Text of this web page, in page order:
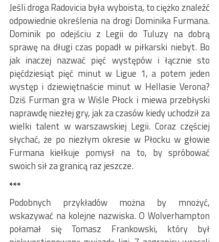
Jeśli droga Radovicia była wyboista, to ciężko znaleźć
odpowiednie określenia na drogi Dominika Furmana.
Dominik po odejściu z Legii do Tuluzy na dobrą
sprawę na długi czas popadł w piłkarski niebyt. Bo
jak inaczej nazwać pięć występów i łącznie sto
pięćdziesiąt pięć minut w Ligue 1, a potem jeden
występ i dziewiętnaście minut w Hellasie Verona?
Dziś Furman gra w Wiśle Płock i miewa przebłyski
naprawdę niezłej gry, jak za czasów kiedy uchodził za
wielki talent w warszawskiej Legii. Coraz częściej
słychać, że po niezłym okresie w Płocku w głowie
Furmana kiełkuje pomysł na to, by spróbować
swoich sił za granicą raz jeszcze.
***
Podobnych przykładów można by mnożyć,
wskazywać na kolejne nazwiska. O Wolverhampton
połamał się Tomasz Frankowski, który był